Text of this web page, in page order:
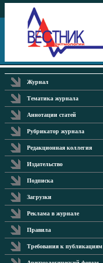
Журнал
Тематика журнала
Аннотации статей
Рубрикатор журнала
Редакционная коллегия
Издательство
Подписка
Загрузки
Реклама в журнале
Правила
Требования к публикациям